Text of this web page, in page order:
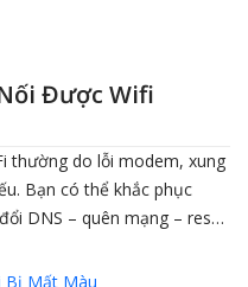
Được Wifi
thường do lỗi modem, xung
Bạn có thể khắc phục
DNS – quên mạng – reset